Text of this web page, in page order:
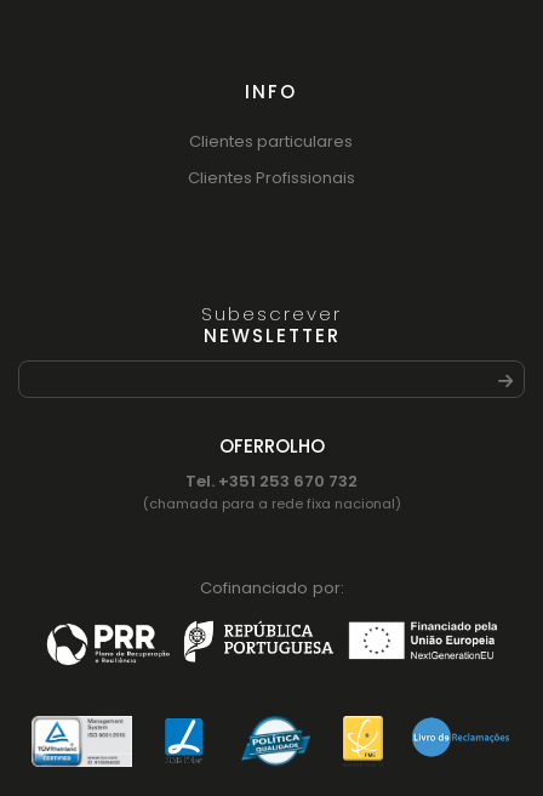
INFO
Clientes particulares
Clientes Profissionais
Subescrever
NEWSLETTER
OFERROLHO
Tel. +351 253 670 732
(chamada para a rede fixa nacional)
Cofinanciado por: